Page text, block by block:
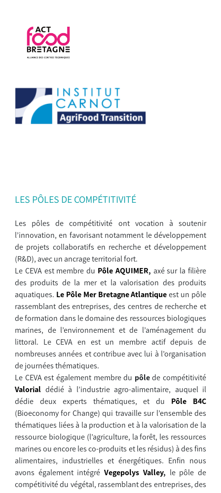
LES PÔLES DE COMPÉTITIVITÉ
Les pôles de compétitivité ont vocation à soutenir
l’innovation, en favorisant notamment le développement
de projets collaboratifs en recherche et développement
(R&D), avec un ancrage territorial fort.
Le CEVA est membre du Pôle AQUIMER, axé sur la filière
des produits de la mer et la valorisation des produits
aquatiques. Le Pôle Mer Bretagne Atlantiqueest un pôle
rassemblant des entreprises, des centres de recherche et
de formation dans le domaine des ressources biologiques
marines, de l’environnement et de l’aménagement du
littoral. Le CEVA en est un membre actif depuis de
nombreuses années et contribue avec lui à l’organisation
de journées thématiques.
Le CEVA est également membre du pôlede compétitivité
Valorial dédié à l’industrie agro-alimentaire, auquel il
dédie deux experts thématiques, et du Pôle B4C
(Bioeconomy for Change) qui travaille sur l’ensemble des
thématiques liées à la production et à la valorisation de la
ressource biologique (l’agriculture, la forêt, les ressources
marines ou encore les co-produits et les résidus) à des fins
alimentaires, industrielles et énergétiques. Enfin nous
avons également intégréVegepolys Valley, le pôle de
compétitivité du végétal, rassemblant des entreprises, des